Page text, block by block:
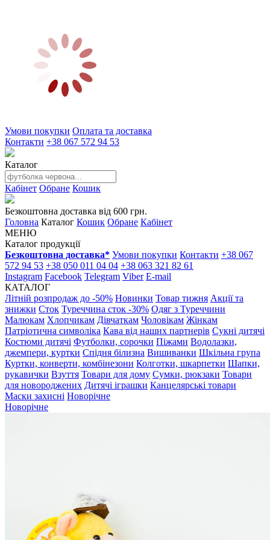
Умови покупки Оплата та доставка
Контакти +38 067 572 94 53
Каталог
Кабінет Обране Кошик
Безкоштовна доставка від 600 грн.
Головна Каталог Кошик Обране Кабінет
МЕНЮ
Каталог продукції
Безкоштовна доставка* Умови покупки Контакти +38 067
572 94 53 +38 050 011 04 04 +38 063 321 82 61
Instagram Facebook Telegram Viber E-mail
КАТАЛОГ
Літній розпродаж до -50% Новинки Товар тижня Акції та
знижки Сток Туреччина сток -30% Одяг з Туреччини
Малюкам Хлопчикам Дівчаткам Чоловікам Жінкам
Патріотична символіка Кава від наших партнерів Сукні дитячі
Костюми дитячі Футболки, сорочки Піжами Водолазки,
джемпери, куртки Спідня білизна Вишиванки Шкільна група
Куртки, конверти, комбінезони Колготки, шкарпетки Шапки,
рукавички Взуття Товари для дому Сумки, рюкзаки Товари
для новороджених Дитячі іграшки Канцелярські товари
Маски захисні Новорічне
Новорічне